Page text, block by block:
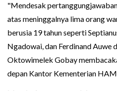
"Mendesak
atas meninggalnya lima orang
berusia 19 tahun seperti
Ngadowai, dan Ferdinand Auwe
Oktowimelek Gobay
depan Kantor Kementerian